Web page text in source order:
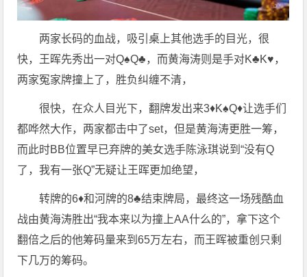
两家长码的血战，吸引桌上其他选手的目光，很
快，王晖先秀出一对Q♠️Q♣️，而黄海涛则是手对K♣️K♥️，
两家冤家牌撞上了，胜负纠缠不清，
很快，在众人目光下，翻牌发出来3♦️K♠️Q♦️让选手们
都哗然大作，两家都击中了set，但是黄海涛更胜一筹，
而此时BB位置早已弃牌的美女选手陈泳琪说到“没有Q
了，我有一张Q”无疑让王晖更加绝望，
转牌的6♦️和河牌的8♣️结束牌局，最终这一场残酷血
战由黄海涛胜出“我本来以为撞上AA什么的”，拿下这个
翻倍之后的他筹码量来到65万左右，而王晖被重创只剩
下几万的筹码。